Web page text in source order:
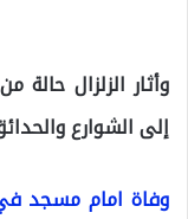
وأثار الزلزال
إلى الشوارع
وفاة امام مسجد